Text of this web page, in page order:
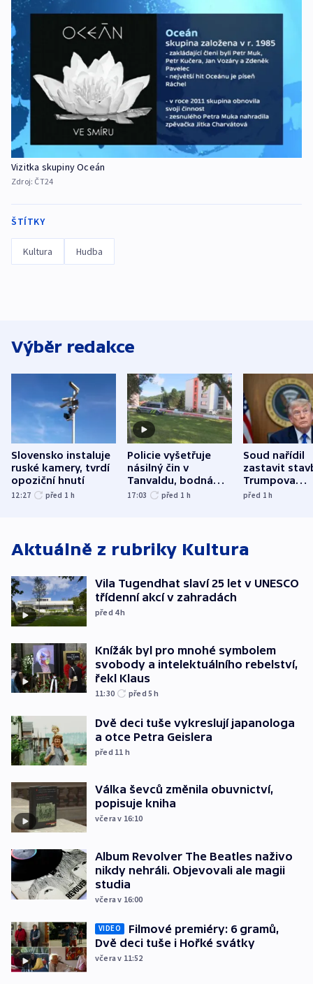
Vizitka skupiny Oceán
Zdroj: ČT24
ŠTÍTKY
Kultura Hudba
Výběr redakce
Slovensko instaluje
ruské kamery, tvrdí
opoziční hnutí
12:27 před 1 h
Policie vyšetřuje
násilný čin v
Tanvaldu, bodná
zranění při něm
17:03 před 1 h
Soud nařídil
zastavit
Trumpova
tanečního
před 1h
Aktuálně z rubriky Kultura
Vila Tugendhat slaví 25 let v UNESCO
třídenní akcí v zahradách
před 4h
Knížák byl pro mnohé symbolem
svobody a intelektuálního rebelství,
řekl Klaus
11:30 před 5h
Dvě deci tuše vykreslují japanologa
a otce Petra Geislera
před 11 h
Válka ševců změnila obuvnictví,
popisuje kniha
včera v 16:10
Album Revolver The Beatles naživo
nikdy nehráli. Objevovali ale magii
studia
včera v 16:00
VIDEO
Filmové premiéry: 6 gramů,
Dvě deci tuše i Hořké svátky
včera v 11:52